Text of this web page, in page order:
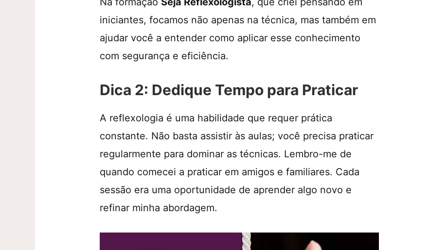
iniciantes, focamos não apenas na técnica, mas também em
ajudar você a entender como aplicar esse conhecimento
com segurança e eficiência.
Dica 2: Dedique Tempo para Praticar
A reflexologia é uma habilidade que requer prática
constante. Não basta assistir às aulas; você precisa praticar
regularmente para dominar as técnicas. Lembro-me de
quando comecei a praticar em amigos e familiares. Cada
sessão era uma oportunidade de aprender algo novo e
refinar minha abordagem.